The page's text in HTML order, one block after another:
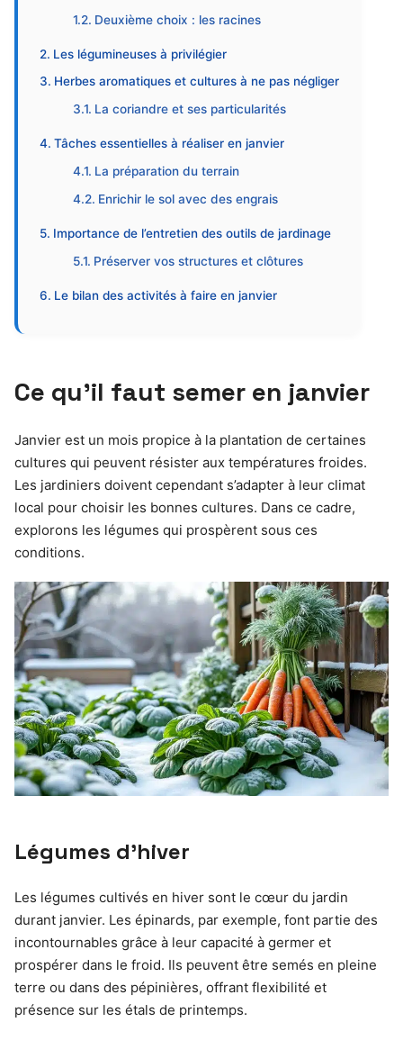
Deuxième choix : les racines
Les légumineuses à privilégier
Herbes aromatiques et cultures à ne pas négliger
La coriandre et ses particularités
Tâches essentielles à réaliser en janvier
La préparation du terrain
Enrichir le sol avec des engrais
Importance de l’entretien des outils de jardinage
Préserver vos structures et clôtures
Le bilan des activités à faire en janvier
Ce qu’il faut semer en janvier
Janvier est un mois propice à la plantation de certaines
cultures qui peuvent résister aux températures froides.
Les jardiniers doivent cependant s’adapter à leur climat
local pour choisir les bonnes cultures. Dans ce cadre,
explorons les légumes qui prospèrent sous ces
conditions.
Légumes d’hiver
Les légumes cultivés en hiver sont le cœur du jardin
durant janvier. Les épinards, par exemple, font partie des
incontournables grâce à leur capacité à germer et
prospérer dans le froid. Ils peuvent être semés en pleine
terre ou dans des pépinières, offrant flexibilité et
présence sur les étals de printemps.